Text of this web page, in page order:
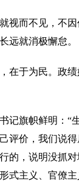
视而不见，不
远就消极懈怠。
在于为民。政
记旗帜鲜明：“
评价，我们说
的，说明没抓对
式主义、官僚